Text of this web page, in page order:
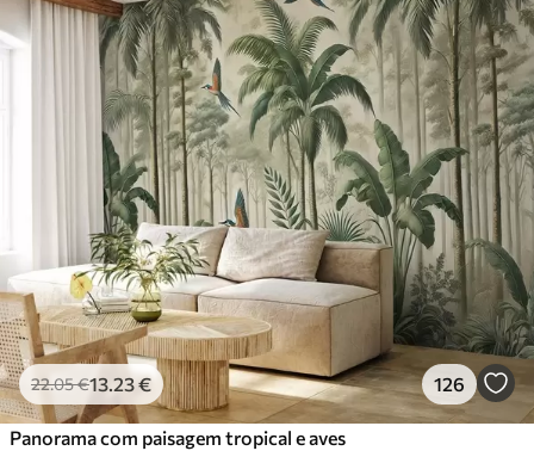
22.05€13 .23€ 126
Panorama com paisagem tropical e aves